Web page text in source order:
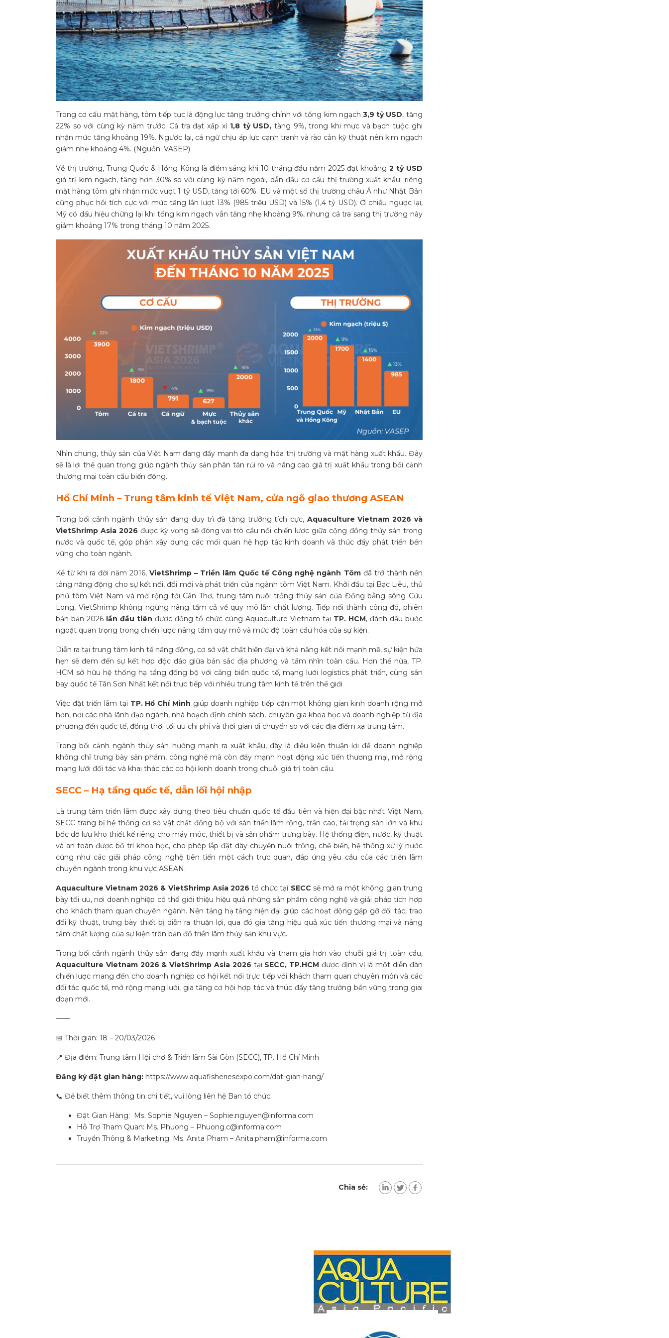
Trong cơ cấu mặt hàng, tôm tiếp tục là động lực tăng trưởng chính với tổng kim ngạch 3,9 tỷ USD, tăng
22% so với cùng kỳ năm trước. Cá tra đạt xấp xỉ 1,8 tỷ USD, tăng 9%, trong khi mực và bạch tuộc ghi
nhận mức tăng khoảng 19%. Ngược lại, cá ngừ chịu áp lực cạnh tranh và rào cản kỹ thuật nên kim ngạch
giảm nhẹ khoảng 4%. (Nguồn: VASEP)
Về thị trường, Trung Quốc & Hồng Kông là điểm sáng khi 10 tháng đầu năm 2025 đạt khoảng2 tỷ USD
giá trị kim ngạch, tăng hơn 30% so với cùng kỳ năm ngoái, dẫn đầu cơ cấu thị trường xuất khẩu; riêng
mặt hàng tôm ghi nhận mức vượt 1 tỷ USD, tăng tới 60%. EU và một số thị trường châu Á như Nhật Bản
cũng phục hồi tích cực với mức tăng lần lượt 13% (985 triệu USD) và 15% (1,4 tỷ USD). Ở chiều ngược lại,
Mỹ có dấu hiệu chững lại khi tổng kim ngạch vẫn tăng nhẹ khoảng 9%, nhưng cá tra sang thị trường này
giảm khoảng 17% trong tháng 10 năm 2025.
Nhìn chung, thủy sản của Việt Nam đang đẩy mạnh đa dạng hóa thị trường và mặt hàng xuất khẩu. Đây
sẽ là lợi thế quan trọng giúp ngành thủy sản phân tán rủi ro và nâng cao giá trị xuất khẩu trong bối cảnh
thương mại toàn cầu biến động.
Hồ Chí Minh – Trung tâm kinh tế Việt Nam, cửa ngõ giao thương ASEAN
Trong bối cảnh ngành thủy sản đang duy trì đà tăng trưởng tích cực, Aquaculture Vietnam 2026 và
VietShrimp Asia 2026 được kỳ vọng sẽ đóng vai trò cầu nối chiến lược giữa cộng đồng thủy sản trong
nước và quốc tế, góp phần xây dựng các mối quan hệ hợp tác kinh doanh và thúc đẩy phát triển bền
vững cho toàn ngành.
Kể từ khi ra đời năm 2016, VietShrimp – Triển lãm Quốc tế Công nghệ ngành Tômđã trở thành nền
tảng năng động cho sự kết nối, đổi mới và phát triển của ngành tôm Việt Nam. Khởi đầu tại Bạc Liêu, thủ
phủ tôm Việt Nam và mở rộng tới Cần Thơ, trung tâm nuôi trồng thủy sản của Đồng bằng sông Cửu
Long, VietShrimp không ngừng nâng tầm cả về quy mô lẫn chất lượng. Tiếp nối thành công đó, phiên
bản bản 2026lần đầu tiên được đồng tổ chức cùng Aquaculture Vietnam tại TP. HCM, đánh dấu bước
ngoặt quan trọng trong chiến lược nâng tầm quy mô và mức độ toàn cầu hóa của sự kiện.
Diễn ra tại trung tâm kinh tế năng động, cơ sở vật chất hiện đại và khả năng kết nối mạnh mẽ, sự kiện hứa
hẹn sẽ đem đến sự kết hợp độc đáo giữa bản sắc địa phương và tầm nhìn toàn cầu. Hơn thế nữa, TP.
HCM sở hữu hệ thống hạ tầng đồng bộ với cảng biển quốc tế, mạng lưới logistics phát triển, cùng sân
bay quốc tế Tân Sơn Nhất kết nối trực tiếp với nhiều trung tâm kinh tế trên thế giới
Việc đặt triển lãm tại TP. Hồ Chí Minh giúp doanh nghiệp tiếp cận một không gian kinh doanh rộng mở
hơn, nơi các nhà lãnh đạo ngành, nhà hoạch định chính sách, chuyên gia khoa học và doanh nghiệp từ địa
phương đến quốc tế, đồng thời tối ưu chi phí và thời gian di chuyển so với các địa điểm xa trung tâm.
Trong bối cảnh ngành thủy sản hướng mạnh ra xuất khẩu, đây là điều kiện thuận lợi để doanh nghiệp
không chỉ trưng bày sản phẩm, công nghệ mà còn đẩy mạnh hoạt động xúc tiến thương mại, mở rộng
mạng lưới đối tác và khai thác các cơ hội kinh doanh trong chuỗi giá trị toàn cầu.
SECC – Hạ tầng quốc tế, dẫn lối hội nhập
Là trung tâm triển lãm được xây dựng theo tiêu chuẩn quốc tế đầu tiên và hiện đại bậc nhất Việt Nam,
SECC trang bị hệ thống cơ sở vật chất đồng bộ với sàn triển lãm rộng, trần cao, tải trọng sàn lớn và khu
bốc dỡ lưu kho thiết kế riêng cho máy móc, thiết bị và sản phẩm trưng bày. Hệ thống điện, nước, kỹ thuật
và an toàn được bố trí khoa học, cho phép lắp đặt dây chuyền nuôi trồng, chế biến, hệ thống xử lý nước
cũng như các giải pháp công nghệ tiên tiến một cách trực quan, đáp ứng yêu cầu của các triển lãm
chuyên ngành trong khu vực ASEAN.
Aquaculture Vietnam 2026 & VietShrimp Asia 2026 tổ chức tại SECC sẽ mở ra một không gian trưng
bày tối ưu, nơi doanh nghiệp có thể giới thiệu hiệu quả những sản phẩm công nghệ và giải pháp tích hợp
cho khách tham quan chuyên ngành. Nền tảng hạ tầng hiện đại giúp các hoạt động gặp gỡ đối tác, trao
đổi kỹ thuật, trưng bày thiết bị diễn ra thuận lợi, qua đó gia tăng hiệu quả xúc tiến thương mại và nâng
tầm chất lượng của sự kiện trên bản đồ triển lãm thủy sản khu vực.
Trong bối cảnh ngành thủy sản đang đẩy mạnh xuất khẩu và tham gia hơn vào chuỗi giá trị toàn cầu,
Aquaculture Vietnam 2026 & VietShrimp Asia 2026 tại SECC, TP.HCM được định vị là một diễn đàn
chiến lược mang đến cho doanh nghiệp cơ hội kết nối trực tiếp với khách tham quan chuyên môn và các
đối tác quốc tế, mở rộng mạng lưới, gia tăng cơ hội hợp tác và thúc đẩy tăng trưởng bền vững trong giai
đoạn mới.
——
📅 Thời gian: 18 – 20/03/2026
📍 Địa điểm: Trung tâm Hội chợ & Triển lãm Sài Gòn (SECC), TP. Hồ Chí Minh
Đăng ký đặt gian hàng: https://www.aquafisheriesexpo.com/dat-gian-hang/
📞 Để biết thêm thông tin chi tiết, vui lòng liên hệ Ban tổ chức.
Đặt Gian Hàng: Ms. Sophie Nguyen – Sophie.nguyen@informa.com
Hỗ Trợ Tham Quan: Ms. Phuong – Phuong.c@informa.com
Truyền Thông & Marketing: Ms. Anita Pham – Anita.pham@informa.com
Chia sẻ: